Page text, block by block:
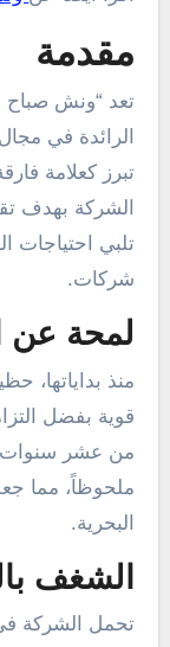
مقدمة
تعد “ونش صباح
الرائدة في
تبرز كعلامة
الشركة بهدف
تلبي احتياجات
شركات.
لمحة عن
منذ بداياتها،
قوية بفضل
من عشر
ملحوظاً، مما
البحرية.
الشغف
تحمل الشركة في